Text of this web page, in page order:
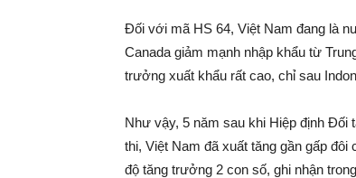
Đối với mã HS 64, Việt Nam đang là
Canada giảm mạnh nhập khẩu từ
trưởng xuất khẩu rất cao, chỉ sau
Như vậy, 5 năm sau khi Hiệp định Đối
thi, Việt Nam đã xuất tăng gần gấp
độ tăng trưởng 2 con số, ghi nhận